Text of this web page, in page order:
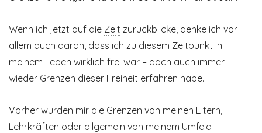
Wenn ich jetzt auf die Zeit zurückblicke, denke ich vor
allem auch daran, dass ich zu diesem Zeitpunkt in
meinem Leben wirklich frei war – doch auch immer
wieder Grenzen dieser Freiheit erfahren habe.
Vorher wurden mir die Grenzen von meinen Eltern,
Lehrkräften oder allgemein von meinem Umfeld